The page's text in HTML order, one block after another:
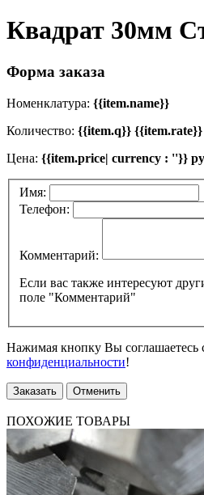
Квадрат 30мм
Форма заказа
Номенклатура: {{item.name}}
Количество: {{item.q}} {{item.rate}}
Цена: {{item.price| currency : ''}}
Имя:
Телефон:
Комментарий:
Если вас также интересуют
поле "Комментарий"
Нажимая кнопку Вы соглашаетесь
конфиденциальности!
Заказать Отменить
ПОХОЖИЕ ТОВАРЫ